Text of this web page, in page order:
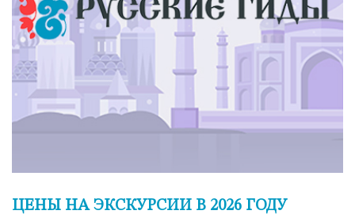
ЦЕНЫ НА ЭКСКУРСИИ В 2026 ГОДУ